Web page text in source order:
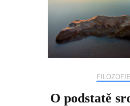
FILOZOFIE
O podstatě